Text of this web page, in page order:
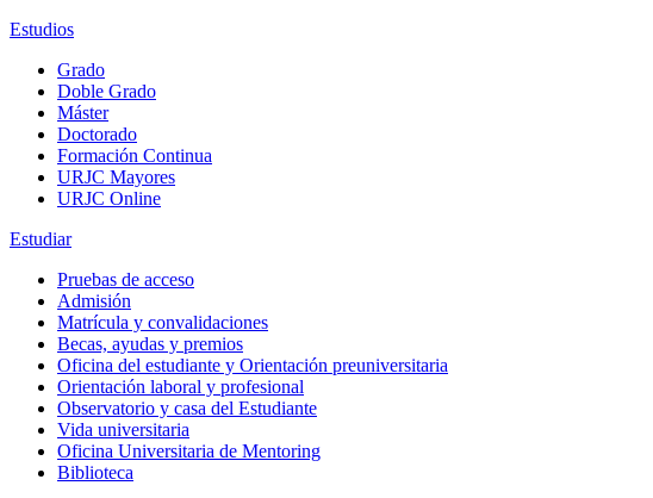
Estudios
Grado
Doble Grado
Máster
Doctorado
Formación Continua
URJC Mayores
URJC Online
Estudiar
Pruebas de acceso
Admisión
Matrícula y convalidaciones
Becas, ayudas y premios
Oficina del estudiante y Orientación preuniversitaria
Orientación laboral y profesional
Observatorio y casa del Estudiante
Vida universitaria
Oficina Universitaria de Mentoring
Biblioteca